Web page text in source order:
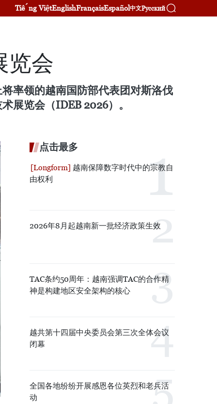
Tiếng ViệtEnglishFrançaisEspañol中文Русский
览会
率领的越南国防部代表团对斯洛伐
展览会（IDEB 2026）。
点击最多
越南保障数字时代中的宗教自
由权利
2026年8月起越南新一批经济政策生效
TAC条约50周年：越南强调TAC的合作精
神是构建地区安全架构的核心
越共第十四届中央委员会第三次全体会议
闭幕
全国各地纷纷开展感恩各位英烈和老兵活
动